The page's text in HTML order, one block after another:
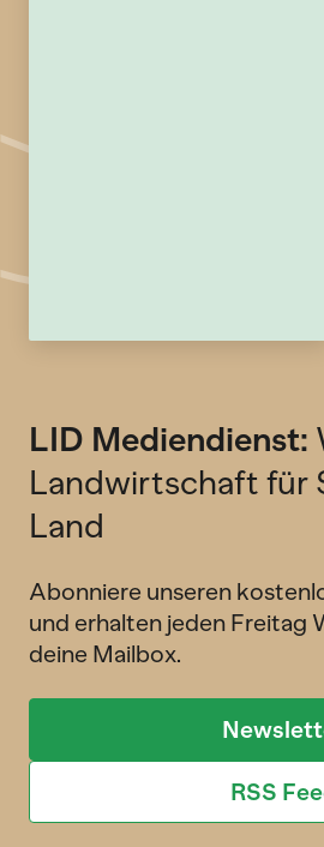
LID Mediendienst:
Landwirtschaft für
Land
Abonniere unseren
und erhalten jeden Freitag
deine Mailbox.
RSS